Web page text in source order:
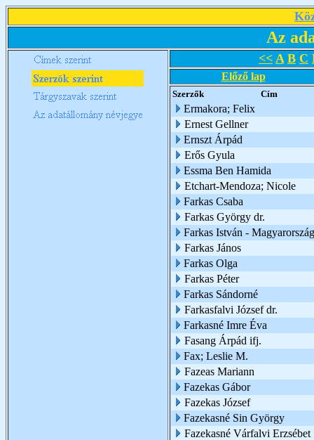
Az
<< A B C
Előző lap
Szerzők Cím
Ermakora; Felix
Ernest Gellner
Ernszt Árpád
Erős Gyula
Essma Ben Hamida
Etchart-Mendoza; Nicole
Farkas Csaba
Farkas György dr.
Farkas István - Magyarország
Farkas János
Farkas Olga
Farkas Péter
Farkas Sándorné
Farkasfalvi József dr.
Farkasné Imre Éva
Fasang Árpád ifj.
Fax; Leslie M.
Fazeas Mariann
Fazekas Gábor
Fazekas József
Fazekasné Sin György
Fazekasné Várfalvi Erzsébet